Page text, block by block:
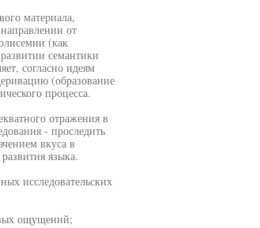
материала,
от
(как
семантики
согласно идеям
(образование
процесса.
отражения в
- проследить
вкуса в
языка.
исследовательских
ощущений;